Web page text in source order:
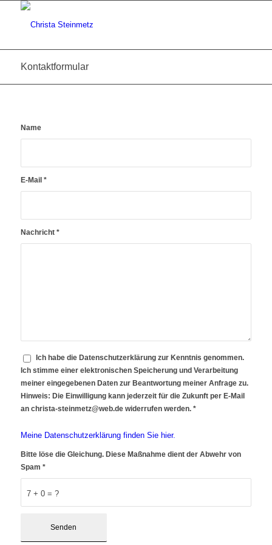
Kontaktformular
Name
E-Mail *
Nachricht *
Ich habe die Datenschutzerklärung zur Kenntnis genommen.
Ich stimme einer elektronischen Speicherung und Verarbeitung
meiner eingegebenen Daten zur Beantwortung meiner Anfrage zu.
Hinweis: Die Einwilligung kann jederzeit für die Zukunft per E-Mail
an christa-steinmetz@web.de widerrufen werden. *
Meine Datenschutzerklärung finden Sie hier.
7 + 0 = ?
Bitte löse die Gleichung. Diese Maßnahme dient der Abwehr von
Spam *